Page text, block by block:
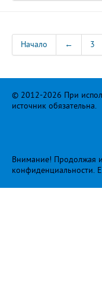
Начало ← 3
© 2012-2026 При
источник обязательна.
Внимание! Продолжая
конфиденциальности.